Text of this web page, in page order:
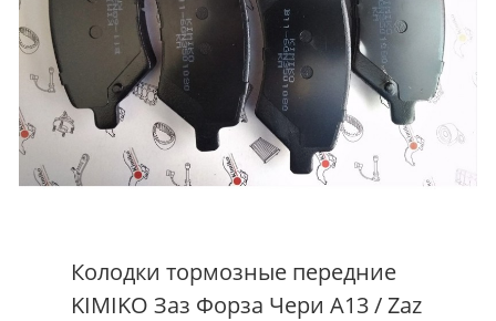
Колодки тормозные передние
KIMIKO Заз Форза Чери А13 / Zaz